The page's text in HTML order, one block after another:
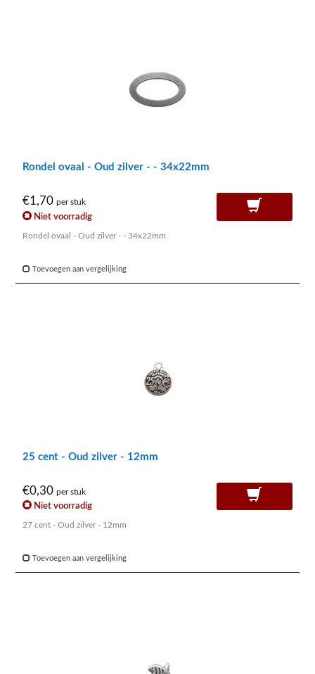
Rondel ovaal - Oud zilver - - 34x22mm
€1,70 per stuk
Niet voorradig
Rondel ovaal - Oud zilver - - 34x22mm
Toevoegen aan vergelijking
25 cent - Oud zilver - 12mm
€0,30 per stuk
Niet voorradig
27 cent - Oud zilver - 12mm
Toevoegen aan vergelijking